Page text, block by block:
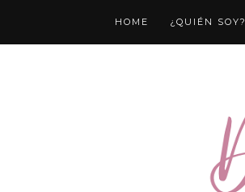
HOME ¿QUIÉN SOY?